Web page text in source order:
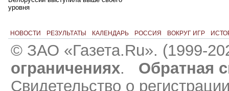
уровня
НОВОСТИ РЕЗУЛЬТАТЫ КАЛЕНДАРЬ РОССИЯ ВОКРУГ ИГР
© ЗАО «Газета.Ru». (1999-
ограничениях.
Обратная
Свидетельство о